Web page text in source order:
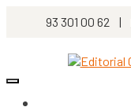
93 301 00 62 |